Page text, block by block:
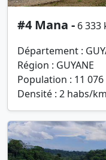
#4 Mana - 6 333
Département :
Région : GUYANE
Population : 11
Densité : 2 habs/